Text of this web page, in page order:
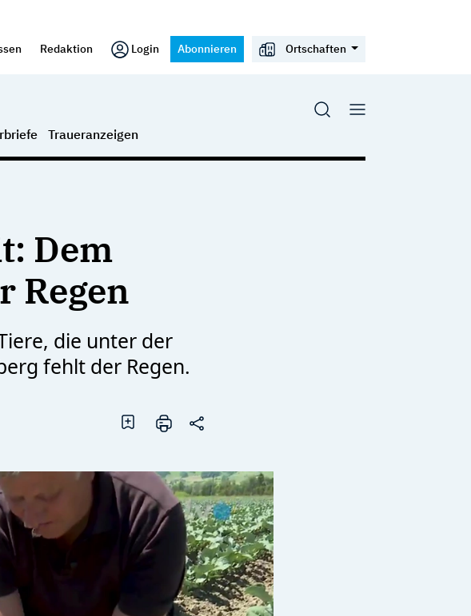
Redaktion Login Abonnieren Ortschaften
Traueranzeigen
Dem
Regen
die unter der
fehlt der Regen.